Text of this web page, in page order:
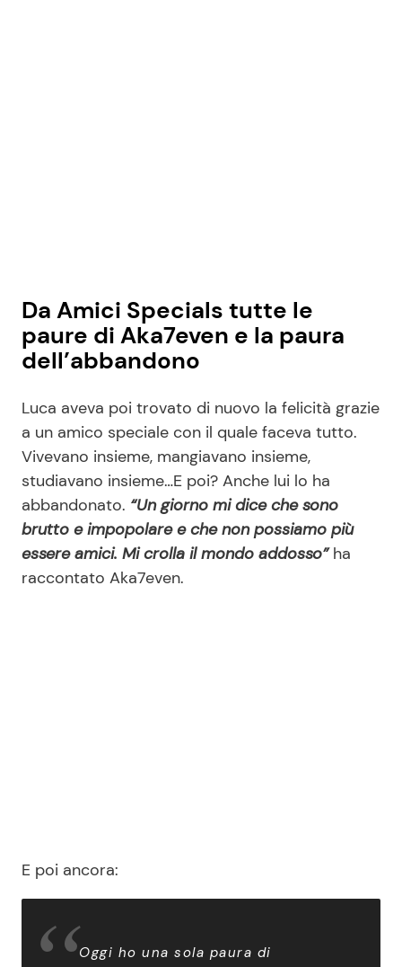
Da Amici Specials tutte le
paure di Aka7even e la paura
dell’abbandono
Luca aveva poi trovato di nuovo la felicità grazie
a un amico speciale con il quale faceva tutto.
Vivevano insieme, mangiavano insieme,
studiavano insieme…E poi? Anche lui lo ha
abbandonato. “Un giorno mi dice che sono
brutto e impopolare e che non possiamo più
essere amici. Mi crolla il mondo addosso”ha
raccontato Aka7even.
E poi ancora:
Oggi ho una sola paura di